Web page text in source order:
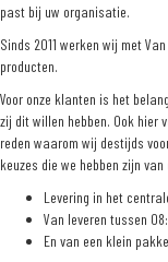
past bij uw organisatie.
Sinds 2011 werken wij met
producten.
Voor onze klanten is het
zij dit willen hebben. Ook hier
reden waarom wij destijds
keuzes die we hebben zijn
Levering in het
Van leveren tussen
En van een klein